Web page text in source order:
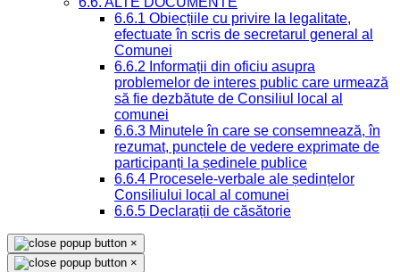
6.6.1 Obiecțiile cu privire la legalitate,
efectuate în scris de secretarul general al
Comunei
6.6.2 Informații din oficiu asupra
problemelor de interes public care urmează
să fie dezbătute de Consiliul local al
comunei
6.6.3 Minutele în care se consemnează, în
rezumat, punctele de vedere exprimate de
participanți la ședinele publice
6.6.4 Procesele-verbale ale ședințelor
Consiliului local al comunei
6.6.5 Declarații de căsătorie
×
×